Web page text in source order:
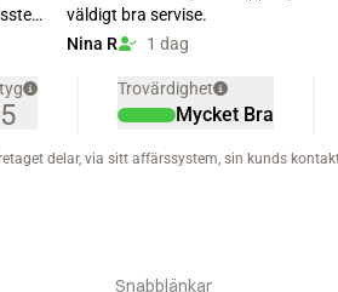
Snabblänkar